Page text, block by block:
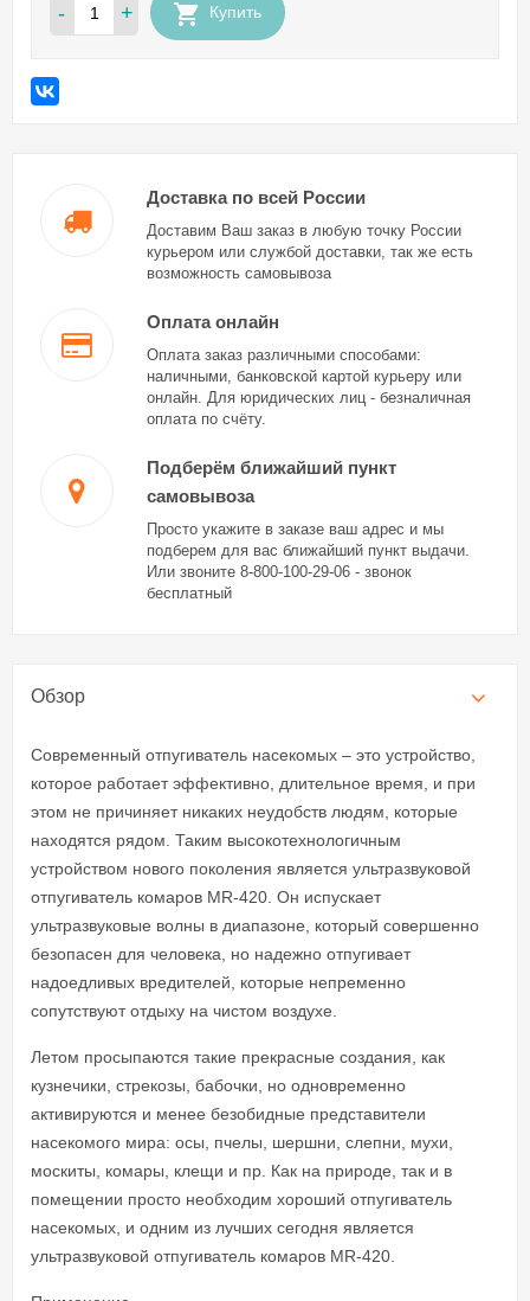
- + Купить
Доставка по всей России
Доставим Ваш заказ в любую точку России
курьером или службой доставки, так же есть
возможность самовывоза
Оплата онлайн
Оплата заказ различными способами:
наличными, банковской картой курьеру или
онлайн. Для юридических лиц - безналичная
оплата по счёту.
Подберём ближайший пункт
самовывоза
Просто укажите в заказе ваш адрес и мы
подберем для вас ближайший пункт выдачи.
Или звоните 8-800-100-29-06 - звонок
бесплатный
Обзор
Современный отпугиватель насекомых – это устройство,
которое работает эффективно, длительное время, и при
этом не причиняет никаких неудобств людям, которые
находятся рядом. Таким высокотехнологичным
устройством нового поколения является ультразвуковой
отпугиватель комаров MR-420. Он испускает
ультразвуковые волны в диапазоне, который совершенно
безопасен для человека, но надежно отпугивает
надоедливых вредителей, которые непременно
сопутствуют отдыху на чистом воздухе.
Летом просыпаются такие прекрасные создания, как
кузнечики, стрекозы, бабочки, но одновременно
активируются и менее безобидные представители
насекомого мира: осы, пчелы, шершни, слепни, мухи,
москиты, комары, клещи и пр. Как на природе, так и в
помещении просто необходим хороший отпугиватель
насекомых, и одним из лучших сегодня является
ультразвуковой отпугиватель комаров MR-420.